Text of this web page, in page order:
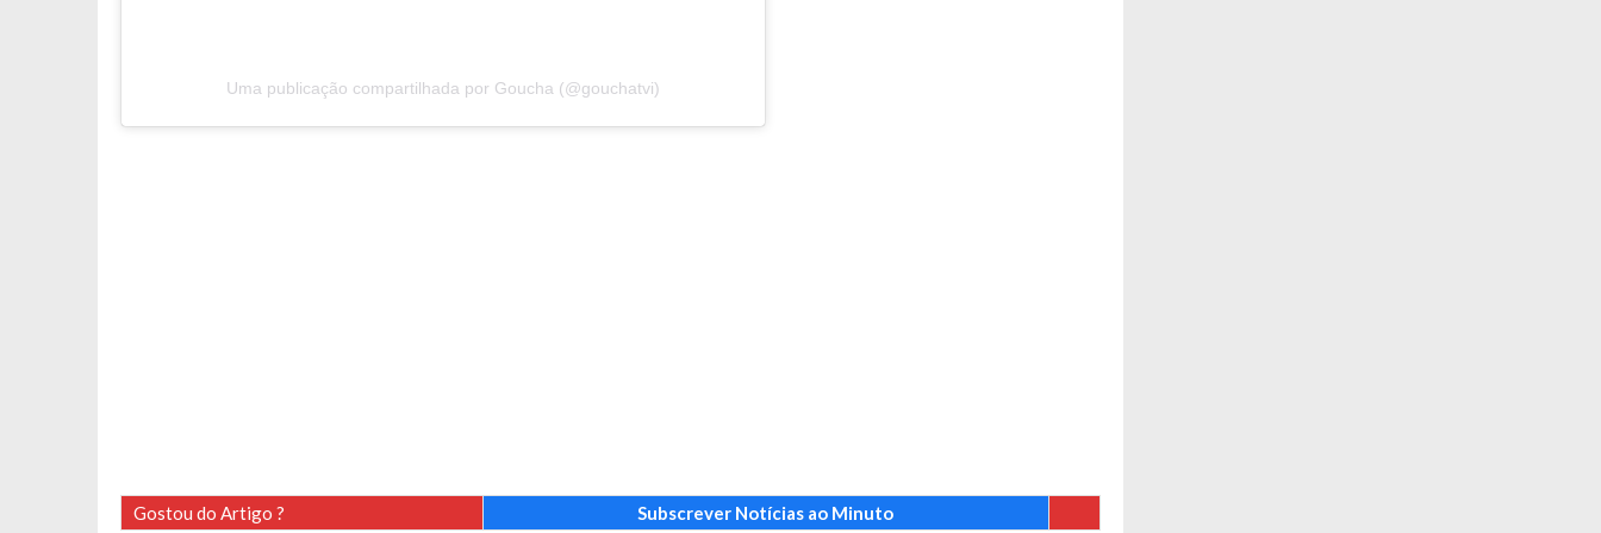
Uma publicação compartilhada por Goucha (@gouchatvi)
Gostou do Artigo ? Subscrever Notícias ao Minuto